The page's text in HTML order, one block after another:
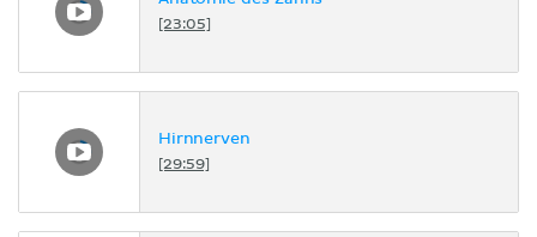
[23:05]
Hirnnerven
[29:59]